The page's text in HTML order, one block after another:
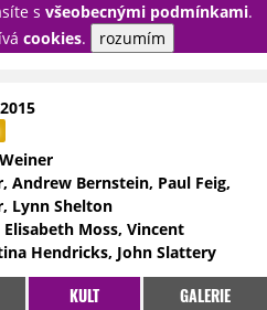
s všeobecnými podmínkami.
cookies. rozumím
PŘIHLÁSIT
Andrew Bernstein, Paul Feig,
Lynn Shelton
Elisabeth Moss, Vincent
Hendricks, John Slattery
KULT GALERIE